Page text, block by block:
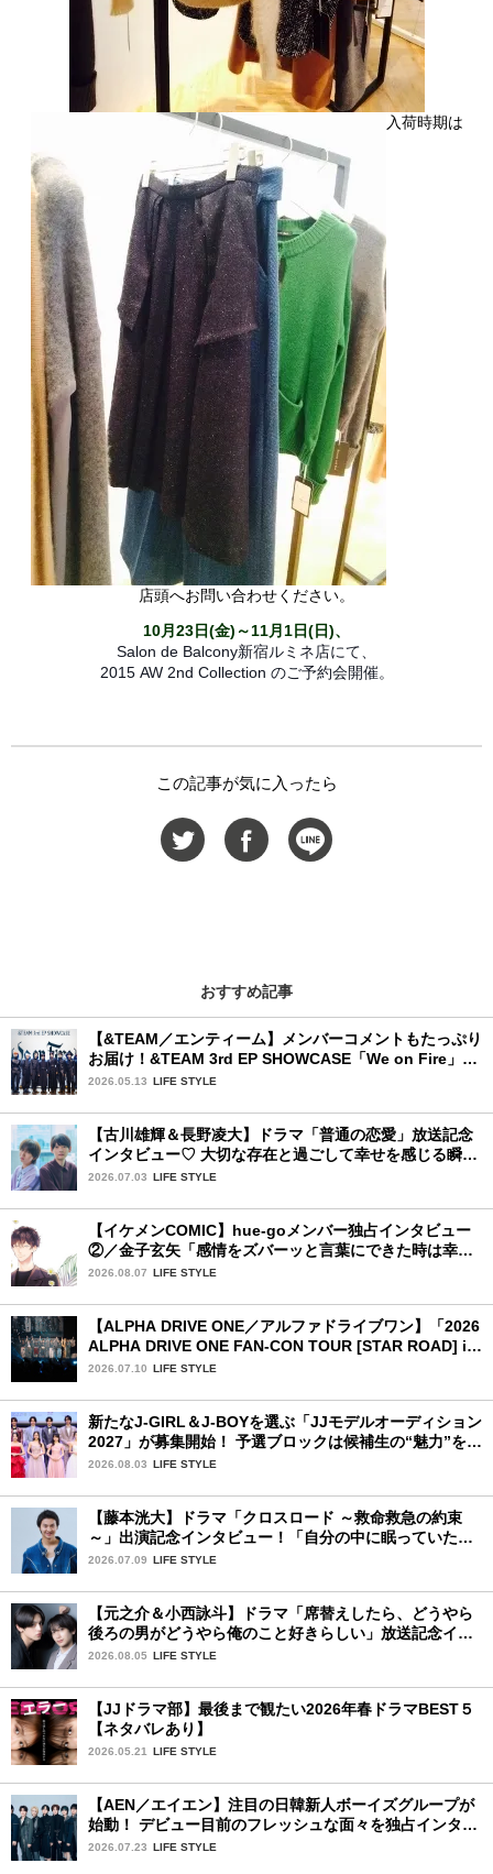
入荷時期は
店頭へお問い合わせください。
10月23日(金)～11月1日(日)、
Salon de Balcony新宿ルミネ店にて、
2015 AW 2nd Collection のご予約会開催。
この記事が気に入ったら
おすすめ記事
【&TEAM／エンティーム】メンバーコメントもたっぷり
お届け！&TEAM 3rd EP SHOWCASE「We on Fire」を
詳細レポート【前編】
2026.05.13 LIFE STYLE
【古川雄輝＆長野凌大】ドラマ「普通の恋愛」放送記念
インタビュー♡ 大切な存在と過ごして幸せを感じる瞬間
は？
2026.07.03 LIFE STYLE
【イケメンCOMIC】hue-goメンバー独占インタビュー
②／金子玄矢「感情をズバーッと言葉にできた時は幸
せ〜」
2026.08.07 LIFE STYLE
【ALPHA DRIVE ONE／アルファドライブワン】「2026
ALPHA DRIVE ONE FAN-CON TOUR [STAR ROAD] in
YOKOHAMA」1日目詳細レポ【後編】
2026.07.10 LIFE STYLE
新たなJ-GIRL＆J-BOYを選ぶ「JJモデルオーディション
2027」が募集開始！ 予選ブロックは候補生の“魅力”を重
視した「新システム」に変わります
2026.08.03 LIFE STYLE
【藤本洸大】ドラマ「クロスロード ～救命救急の約束
～」出演記念インタビュー！「自分の中に眠っていた熱
を思い出させてもらった作品です」
2026.07.09 LIFE STYLE
【元之介＆小西詠斗】ドラマ「席替えしたら、どうやら
後ろの男がどうやら俺のこと好きらしい」放送記念イン
タビュー♡ 「自然と詠斗くんが可愛く見えたんです」
2026.08.05 LIFE STYLE
【JJドラマ部】最後まで観たい2026年春ドラマBEST５
【ネタバレあり】
2026.05.21 LIFE STYLE
【AEN／エイエン】注目の日韓新人ボーイズグループが
始動！ デビュー目前のフレッシュな面々を独占インタビ
ュー。7人の魅力に迫ります♪
2026.07.23 LIFE STYLE